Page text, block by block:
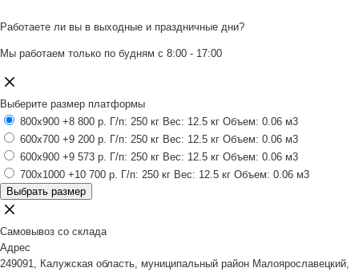
Работаете ли вы в выходные и праздничные дни?
Мы работаем только по будням с 8:00 - 17:00
Выберите размер платформы
800x900 +8 800 р. Г/п: 250 кг Вес: 12.5 кг Объем: 0.06 м3
600x700 +9 200 р. Г/п: 250 кг Вес: 12.5 кг Объем: 0.06 м3
600x900 +9 573 р. Г/п: 250 кг Вес: 12.5 кг Объем: 0.06 м3
700x1000 +10 700 р. Г/п: 250 кг Вес: 12.5 кг Объем: 0.06 м3
Выбрать размер
Самовывоз со склада
Адрес
249091, Калужская область, муниципальный район Малоярославецкий,